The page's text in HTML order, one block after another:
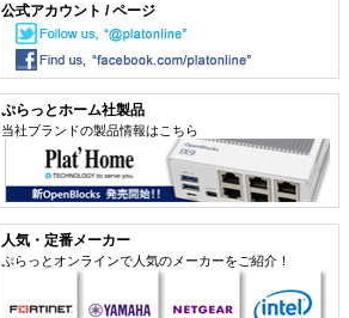
公式アカウント / ページ
ぷらっとホーム社製品
当社ブランドの製品情報はこちら
人気・定番メーカー
ぷらっとオンラインで人気のメーカーをご紹介！